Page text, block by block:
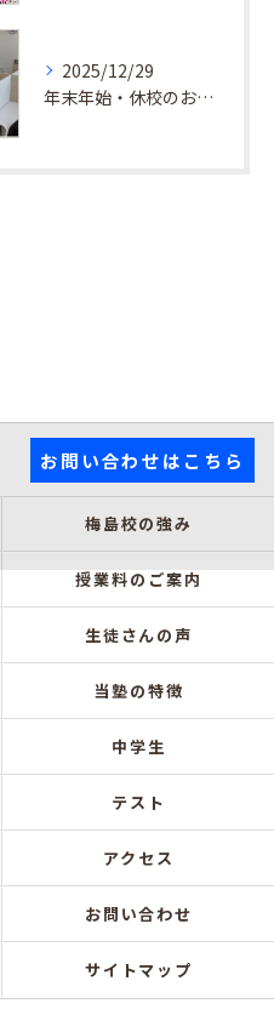
2025/12/29
年末年始・休校のお知らせ
お問い合わせはこちら
梅島校の強み
授業料のご案内
生徒さんの声
当塾の特徴
中学生
テスト
アクセス
お問い合わせ
サイトマップ